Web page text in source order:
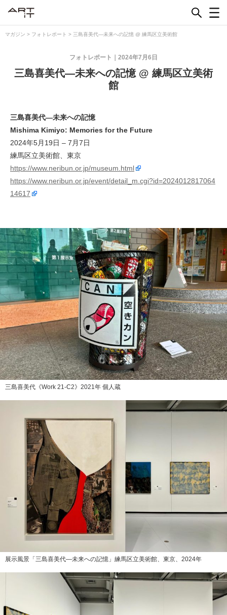
マガジン > フォトレポート > 三島喜美代―未来への記憶 @ 練馬区立美術館
2024年7月6日
フォトレポート
三島喜美代―未来への記憶 @ 練馬区立美術
館
三島喜美代―未来への記憶
Mishima Kimiyo: Memories for the Future
2024年5月19日 – 7月7日
練馬区立美術館、東京
https://www.neribun.or.jp/museum.html
https://www.neribun.or.jp/event/detail_m.cgi?id=2024012817064
14617
三島喜美代《Work 21-C2》2021年 個人蔵
展示風景「三島喜美代―未来への記憶」練馬区立美術館、東京、2024年